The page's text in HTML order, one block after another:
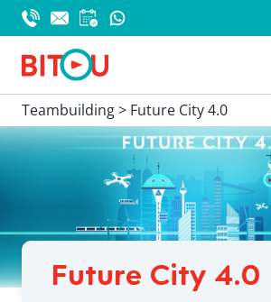
Teambuilding > Future City 4.0
Future City 4.0